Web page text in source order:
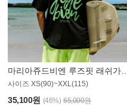
사이즈 XS(90)~XXL(115)
35,100원 (46%) 65,000원